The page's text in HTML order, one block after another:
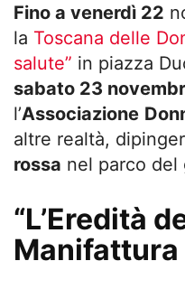
Fino a venerdì 22
la Toscana delle
salute” in piazza
sabato 23
l’Associazione
altre realtà,
rossa nel parco del
“L’Eredità